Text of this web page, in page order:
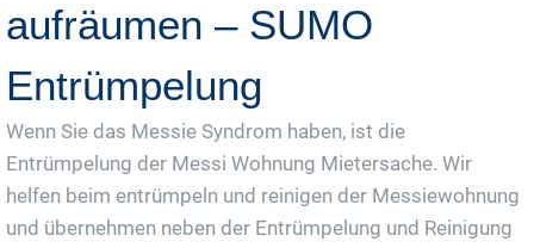
aufräumen – SUMO
Entrümpelung
Wenn Sie das Messie Syndrom haben, ist die
Entrümpelung der Messi Wohnung Mietersache. Wir
helfen beim entrümpeln und reinigen der Messiewohnung
und übernehmen neben der Entrümpelung und Reinigung